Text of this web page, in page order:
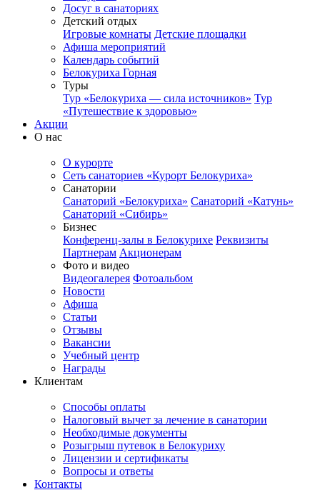
Досуг в санаториях
Детский отдых
Игровые комнаты Детские площадки
Афиша мероприятий
Календарь событий
Белокуриха Горная
Туры
Тур «Белокуриха — сила источников» Тур
«Путешествие к здоровью»
Акции
О нас
О курорте
Сеть санаториев «Курорт Белокуриха»
Санатории
Санаторий «Белокуриха» Санаторий «Катунь»
Санаторий «Сибирь»
Бизнес
Конференц-залы в Белокурихе Реквизиты
Партнерам Акционерам
Фото и видео
Видеогалерея Фотоальбом
Новости
Афиша
Статьи
Отзывы
Вакансии
Учебный центр
Награды
Клиентам
Способы оплаты
Налоговый вычет за лечение в санатории
Необходимые документы
Розыгрыш путевок в Белокуриху
Лицензии и сертификаты
Вопросы и ответы
Контакты